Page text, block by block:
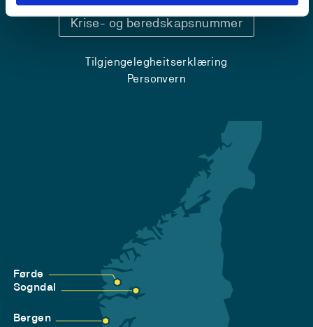
Krise- og beredskapsnummer
Tilgjengelegheitserklæring
Personvern
Førde
Sogndal
Bergen